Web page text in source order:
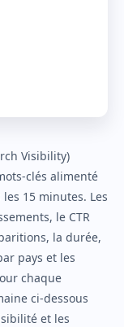
Visibility)
alimenté
15 minutes. Les
le CTR
la durée,
pays et les
chaque
ci‑dessous
et les